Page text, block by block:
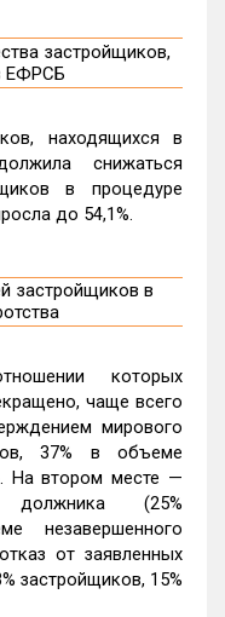
находящихся в
снижаться
в процедуре
до 54,1%.
которых
чаще всего
мирового
37% в объеме
На втором месте —
должника (25%
незавершенного
от заявленных
застройщиков, 15%